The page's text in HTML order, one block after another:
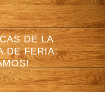
DE LA
DE FERIA: